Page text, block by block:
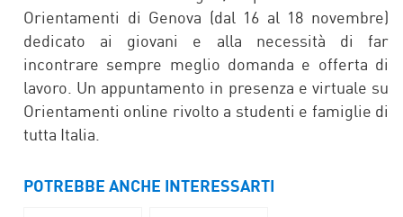
Orientamenti di Genova (dal 16 al 18 novembre)
dedicato ai giovani e alla necessità di far
incontrare sempre meglio domanda e offerta di
lavoro. Un appuntamento in presenza e virtuale su
Orientamenti online rivolto a studenti e famiglie di
tutta Italia.
POTREBBE ANCHE INTERESSARTI